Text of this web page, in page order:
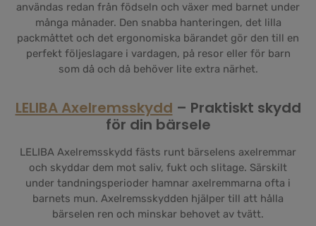
användas redan från födseln och växer med barnet under
många månader. Den snabba hanteringen, det lilla
packmåttet och det ergonomiska bärandet gör den till en
perfekt följeslagare i vardagen, på resor eller för barn
som då och då behöver lite extra närhet.
LELIBA Axelremsskydd – Praktiskt skydd
för din bärsele
LELIBA Axelremsskydd fästs runt bärselens axelremmar
och skyddar dem mot saliv, fukt och slitage. Särskilt
under tandningsperioder hamnar axelremmarna ofta i
barnets mun. Axelremsskydden hjälper till att hålla
bärselen ren och minskar behovet av tvätt.